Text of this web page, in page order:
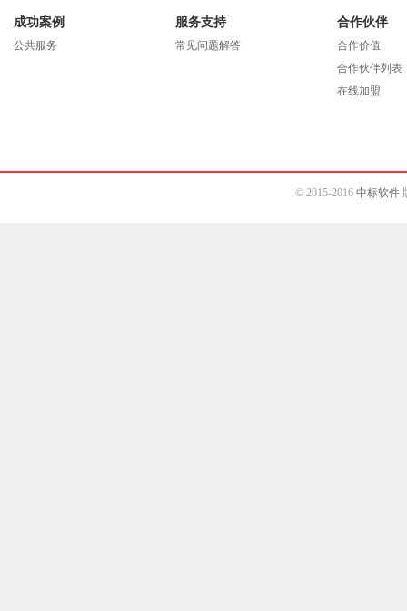
成功案例
公共服务
服务支持
常见问题解答
合作伙伴
合作价值
合作伙伴列表
在线加盟
© 2015-2016 中标软件